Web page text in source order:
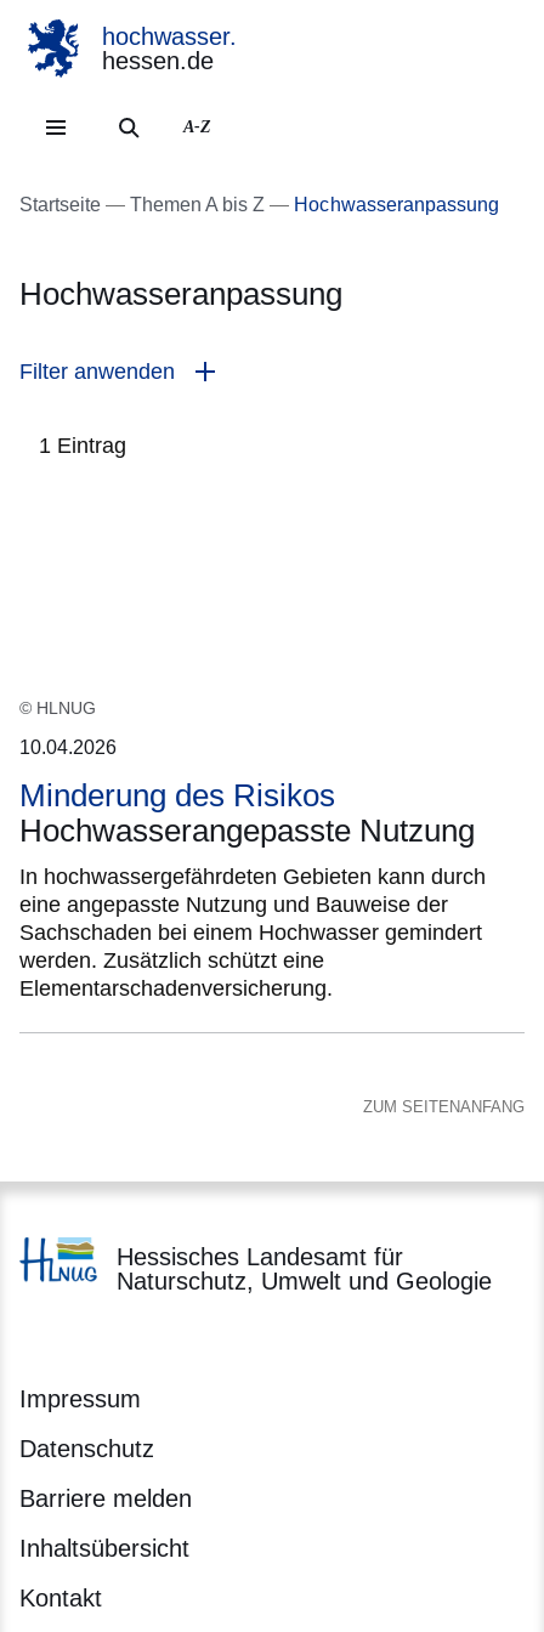
hochwasser.
hessen.de
A-Z
Startseite Themen A bis Z Hochwasseranpassung
Hochwasseranpassung
Filter anwenden
1 Eintrag
© HLNUG
10.04.2026
Minderung des Risikos
Hochwasserangepasste Nutzung
In hochwassergefährdeten Gebieten kann durch
eine angepasste Nutzung und Bauweise der
Sachschaden bei einem Hochwasser gemindert
werden. Zusätzlich schützt eine
Elementarschadenversicherung.
ZUM SEITENANFANG
Hessisches Landesamt für
Naturschutz, Umwelt und Geologie
Impressum
Datenschutz
Barriere melden
Inhaltsübersicht
Kontakt